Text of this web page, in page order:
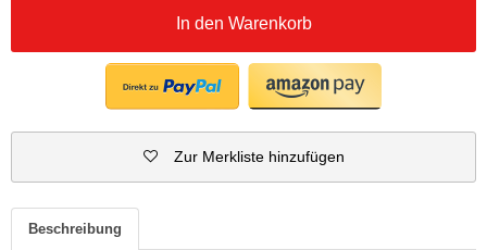
In den Warenkorb
Zur Merkliste hinzufügen
Beschreibung